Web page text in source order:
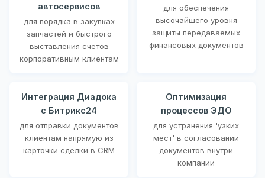
автосервисов
для порядка в закупках
запчастей и быстрого
выставления счетов
корпоративным клиентам
для обеспечения
высочайшего уровня
защиты передаваемых
финансовых документов
Интеграция Диадока
с Битрикс24
для отправки документов
клиентам напрямую из
карточки сделки в CRM
Оптимизация
процессов ЭДО
для устранения 'узких
мест' в согласовании
документов внутри
компании